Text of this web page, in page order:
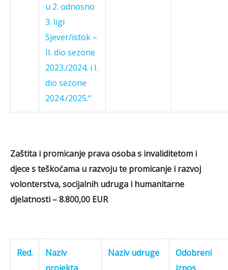
u 2. odnosno
3. ligi
Sjever/istok –
II. dio sezone
2023./2024. i I.
dio sezone
2024./2025.“
Zaštita i promicanje prava osoba s invaliditetom i
djece s teškoćama u razvoju te promicanje i razvoj
volonterstva, socijalnih udruga i humanitarne
djelatnosti – 8.800,00 EUR
Red.
Naziv
Naziv udruge
Odobreni